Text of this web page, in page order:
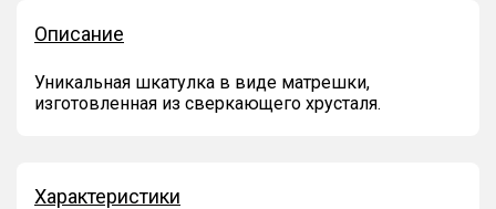
Описание
Уникальная шкатулка в виде матрешки,
изготовленная из сверкающего хрусталя.
Характеристики